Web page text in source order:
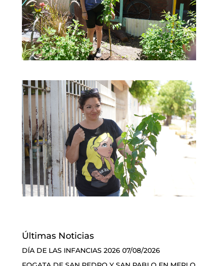
Últimas Noticias
DÍA DE LAS INFANCIAS 2026 07/08/2026